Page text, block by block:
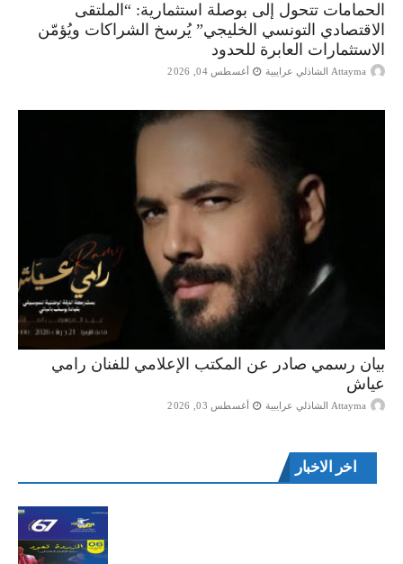
الحمامات تتحول إلى بوصلة استثمارية: “الملتقى
الاقتصادي التونسي الخليجي” يُرسخ الشراكات ويُؤمّن
الاستثمارات العابرة للحدود
Attayma الشاذلي عرايبية أغسطس 04, 2026
بيان رسمي صادر عن المكتب الإعلامي للفنان رامي
عياش
Attayma الشاذلي عرايبية أغسطس 03, 2026
اخر الاخبار